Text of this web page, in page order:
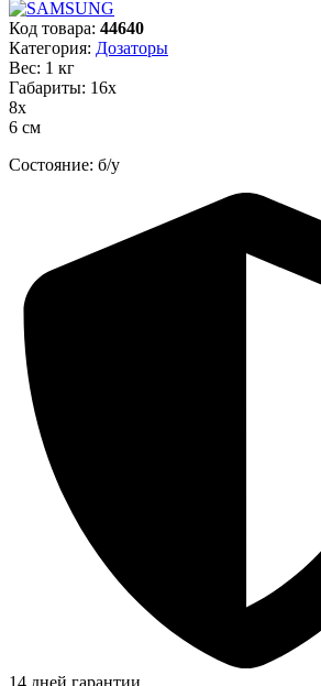
Код товара: 44640
Категория: Дозаторы
Вес: 1 кг
Габариты: 16х
8х
6 см
Состояние: б/у